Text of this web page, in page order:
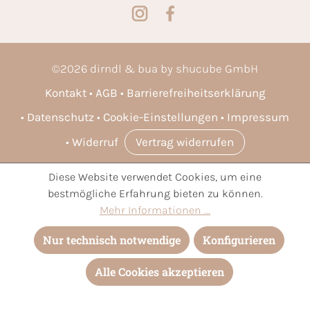
©2026 dirndl & bua by shucube GmbH
Kontakt
AGB
Barrierefreiheitserklärung
Datenschutz
Cookie-Einstellungen
Impressum
Widerruf
Vertrag widerrufen
* Alle Preise inkl. gesetzl. Mehrwertsteuer zzgl.Versandkosten
und ggf. Nachnahmegebühren, wenn nicht anders angegeben.
Diese Website verwendet Cookies, um eine
bestmögliche Erfahrung bieten zu können.
Mehr Informationen ...
Nur technisch notwendige Konfigurieren
Alle Cookies akzeptieren